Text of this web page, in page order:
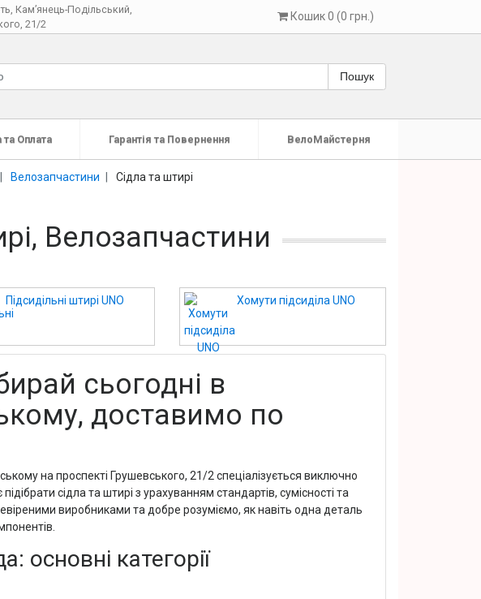
Кам’янець-Подільський
21/2
Кошик 0 (0 грн.)
Пошук
Оплата Гарантія та Повернення ВелоМайстерня
Велозапчастини Сідла та штирі
Велозапчастини
Підсидільні штирі UNО Хомути підсиділа UNО
сьогодні в
доставимо по
на проспекті Грушевського, 21/2 спеціалізується виключно
сідла та штирі з урахуванням стандартів, сумісності та
виробниками та добре розуміємо, як навіть одна деталь
основні категорії